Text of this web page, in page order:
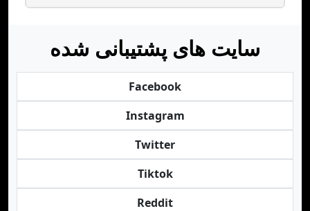
سایت های پشتیبانی شده
Facebook
Instagram
Twitter
Tiktok
Reddit